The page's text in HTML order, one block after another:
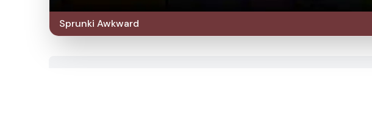
Sprunki Awkward